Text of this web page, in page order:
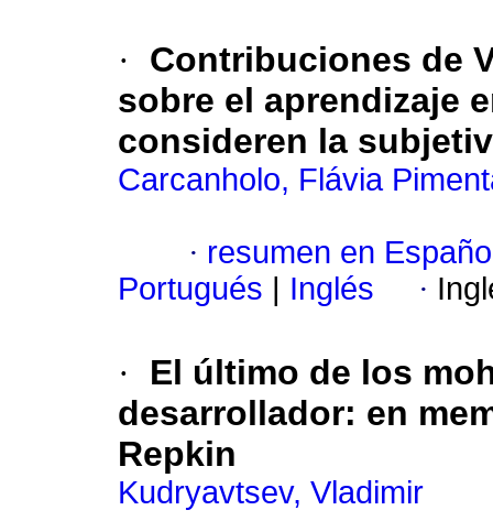
·
Contribuciones de
sobre el aprendizaje
consideren la
Carcanholo, Flávia
· resumen en
Portugués
Inglés ·
·
El último de los
desarrollador: en
Repkin
Kudryavtsev, Vladimir